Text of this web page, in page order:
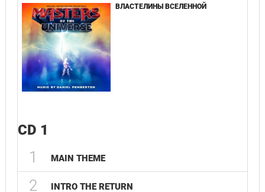
ВЛАСТЕЛИНЫ ВСЕЛЕННОЙ
CD 1
1 MAIN THEME
2 INTRO THE RETURN